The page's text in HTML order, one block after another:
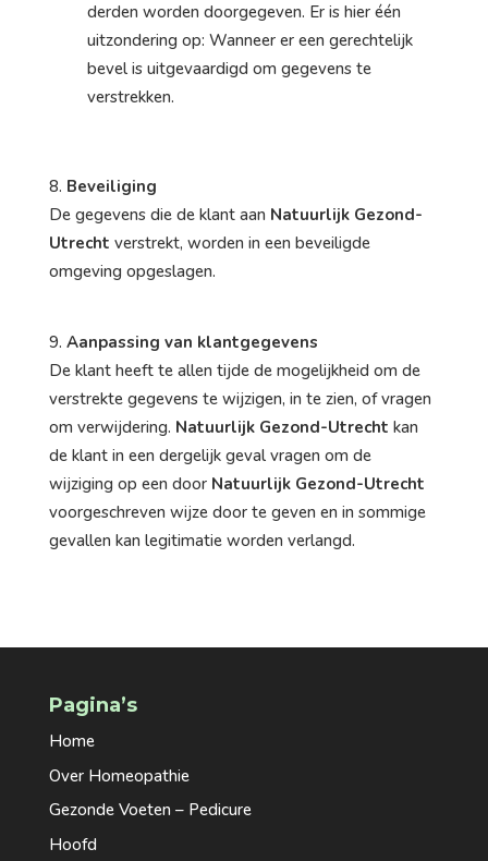
derden worden doorgegeven. Er is hier één
uitzondering op: Wanneer er een gerechtelijk
bevel is uitgevaardigd om gegevens te
verstrekken.
Beveiliging
De gegevens die de klant aan Natuurlijk Gezond-
Utrecht verstrekt, worden in een beveiligde
omgeving opgeslagen.
Aanpassing van klantgegevens
De klant heeft te allen tijde de mogelijkheid om de
verstrekte gegevens te wijzigen, in te zien, of vragen
om verwijdering. Natuurlijk Gezond-Utrecht kan
de klant in een dergelijk geval vragen om de
wijziging op een door Natuurlijk Gezond-Utrecht
voorgeschreven wijze door te geven en in sommige
gevallen kan legitimatie worden verlangd.
Pagina’s
Home
Over Homeopathie
Gezonde Voeten – Pedicure
Hoofd